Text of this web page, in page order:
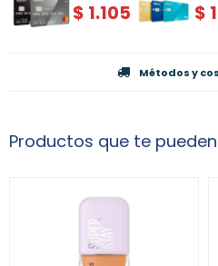
$ 1.105 $
Métodos y
Productos que te